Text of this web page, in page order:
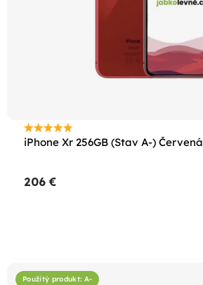
iPhone Xr 256GB (Stav A-) Červená
Priemerné
je
206 €
Použitý produkt: A-